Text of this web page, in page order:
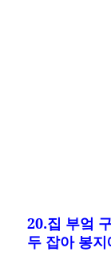
20.집 부엌
두 잡아 봉